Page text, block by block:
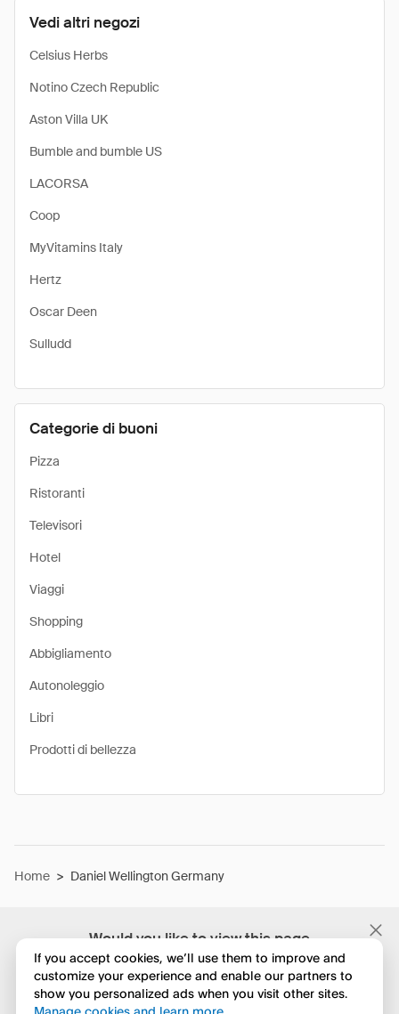
Would you like to view this page
in English?
No, continua a esplorare
Vedi altri negozi
Celsius Herbs
Notino Czech Republic
Aston Villa UK
Bumble and bumble US
LACORSA
Coop
MyVitamins Italy
Hertz
Oscar Deen
Sulludd
Categorie di buoni
Pizza
Ristoranti
Televisori
Hotel
Viaggi
Shopping
Abbigliamento
Autonoleggio
Libri
Prodotti di bellezza
Home > Daniel Wellington Germany
If you accept cookies, we’ll use them to improve and
customize your experience and enable our partners to
show you personalized ads when you visit other sites.
Manage cookies and learn more